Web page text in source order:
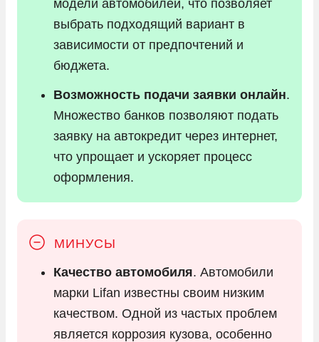
модели автомобилей, что позволяет
выбрать подходящий вариант в
зависимости от предпочтений и
бюджета.
Возможность подачи заявки онлайн.
Множество банков позволяют подать
заявку на автокредит через интернет,
что упрощает и ускоряет процесс
оформления.
Качество автомобиля. Автомобили
марки Lifan известны своим низким
качеством. Одной из частых проблем
является коррозия кузова, особенно